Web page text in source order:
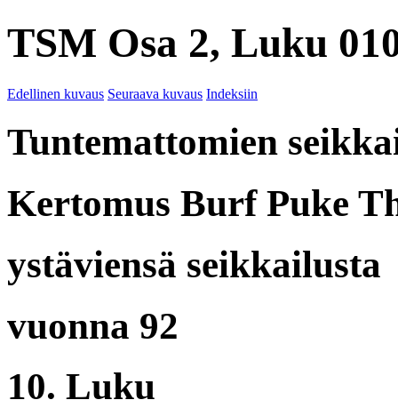
TSM Osa 2, Luku
Edellinen kuvaus Seuraava kuvaus Indeksiin
Tuntemattomien
Kertomus Burf Puke
ystäviensä seikkailusta
vuonna 92
10. Luku